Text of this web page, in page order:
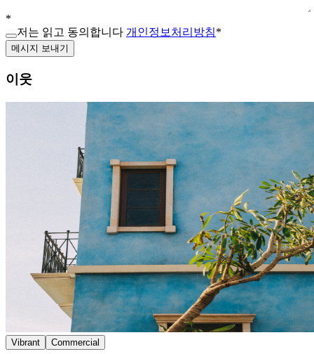
*
저는 읽고 동의합니다 개인정보처리방침*
메시지 보내기
이웃
Vibrant Commercial